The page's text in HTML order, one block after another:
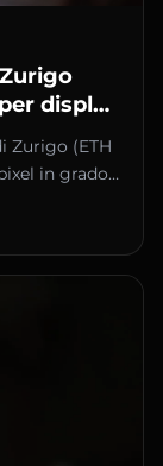
display
Zurigo (ETH
in grado